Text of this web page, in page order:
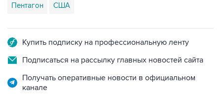
Пентагон США
Купить подписку на профессиональную ленту
Подписаться на рассылку главных новостей сайта
Получать оперативные новости в официальном
канале